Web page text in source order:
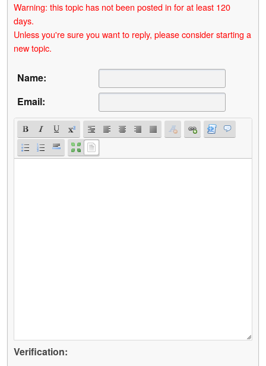
Warning: this topic has not been posted in for at least 120
days.
Unless you're sure you want to reply, please consider starting a
new topic.
Name:
Email:
Verification: